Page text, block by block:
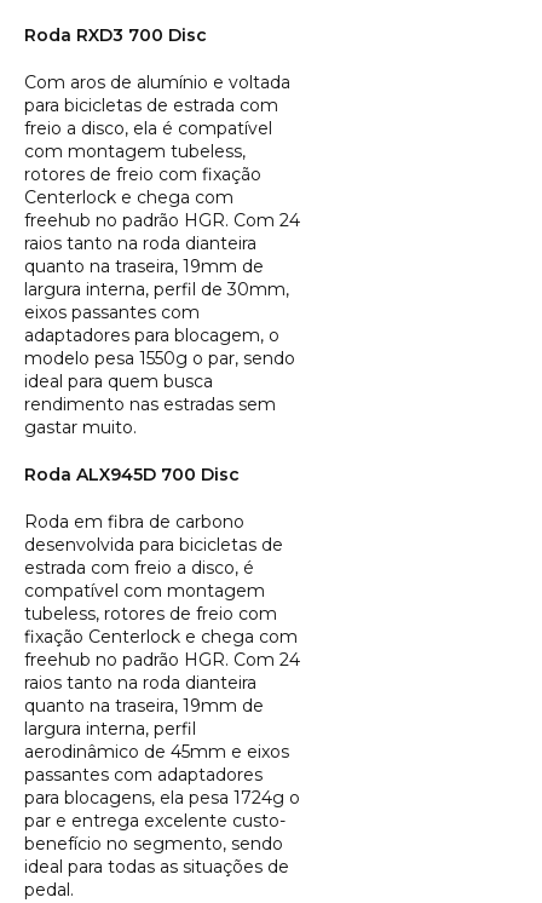
Roda RXD3 700 Disc
Com aros de alumínio e voltada
para bicicletas de estrada com
freio a disco, ela é compatível
com montagem tubeless,
rotores de freio com fixação
Centerlock e chega com
freehub no padrão HGR. Com 24
raios tanto na roda dianteira
quanto na traseira, 19mm de
largura interna, perfil de 30mm,
eixos passantes com
adaptadores para blocagem, o
modelo pesa 1550g o par, sendo
ideal para quem busca
rendimento nas estradas sem
gastar muito.
Roda ALX945D 700 Disc
Roda em fibra de carbono
desenvolvida para bicicletas de
estrada com freio a disco, é
compatível com montagem
tubeless, rotores de freio com
fixação Centerlock e chega com
freehub no padrão HGR. Com 24
raios tanto na roda dianteira
quanto na traseira, 19mm de
largura interna, perfil
aerodinâmico de 45mm e eixos
passantes com adaptadores
para blocagens, ela pesa 1724g o
par e entrega excelente custo-
benefício no segmento, sendo
ideal para todas as situações de
pedal.